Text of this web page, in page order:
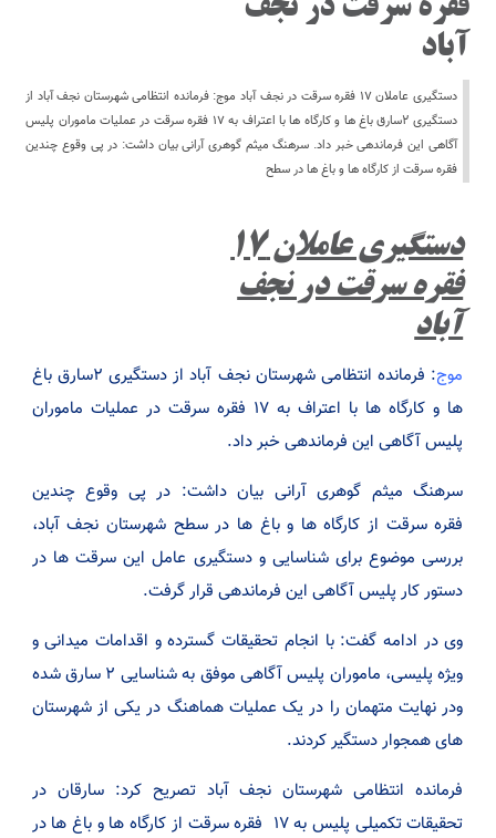
فقره سرقت در نجف
آباد
دستگیری عاملان ۱۷ فقره سرقت در نجف آباد موج: فرمانده انتظامی شهرستان نجف آباد از
دستگیری ۲سارق باغ ها و کارگاه ها با اعتراف به ۱۷ فقره سرقت در عملیات ماموران پلیس
آگاهی این فرماندهی خبر داد. سرهنگ میثم گوهری آرانی بیان داشت: در پی وقوع چندین
فقره سرقت از کارگاه ها و باغ ها در سطح
دستگیری عاملان ۱۷
فقره سرقت در نجف
آباد
موج
: فرمانده انتظامی شهرستان نجف آباد از دستگیری ۲سارق باغ
ها و کارگاه ها با اعتراف به ۱۷ فقره سرقت در عملیات ماموران
پلیس آگاهی این فرماندهی خبر داد.
سرهنگ میثم گوهری آرانی بیان داشت: در پی وقوع چندین
فقره سرقت از کارگاه ها و باغ ها در سطح شهرستان نجف آباد،
بررسی موضوع برای شناسایی و دستگیری عامل این سرقت ها در
دستور کار پلیس آگاهی این فرماندهی قرار گرفت.
وی در ادامه گفت: با انجام تحقیقات گسترده و اقدامات میدانی و
ویژه پلیسی، ماموران پلیس آگاهی موفق به شناسایی ۲ سارق شده
ودر نهایت متهمان را در یک عملیات هماهنگ در یکی از شهرستان
های همجوار دستگیر کردند.
فرمانده انتظامی شهرستان نجف آباد تصریح کرد: سارقان در
تحقیقات تکمیلی پلیس به ۱۷ فقره سرقت از کارگاه ها و باغ ها در